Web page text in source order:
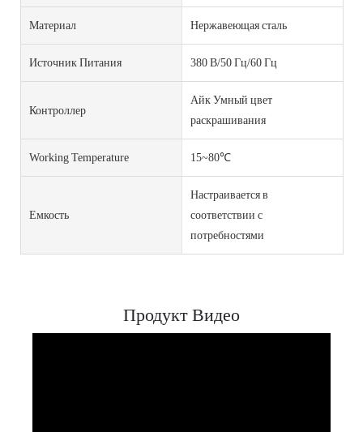
Материал Нержавеющая сталь
Источник Питания 380 В/50 Гц/60 Гц
Контроллер
Айк Умный цвет
раскрашивания
Working Temperature 15~80℃
Емкость
Настраивается в
соответствии с
потребностями
Продукт Видео